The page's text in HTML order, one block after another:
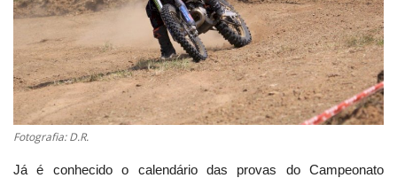
Estatuto Editorial
Saúde
Ficha técnica
Cultura
Fotografia: D.R.
Já é conhecido o calendário das provas do Campeonato